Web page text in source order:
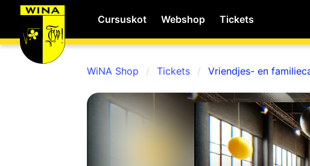
Cursuskot Webshop Tickets
WiNA MyWiNA
Home
WiNA Shop Tickets Vriendjes- en